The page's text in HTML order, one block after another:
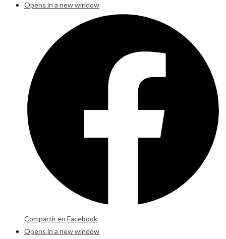
Opens in a new window
Compartir en Facebook
Opens in a new window